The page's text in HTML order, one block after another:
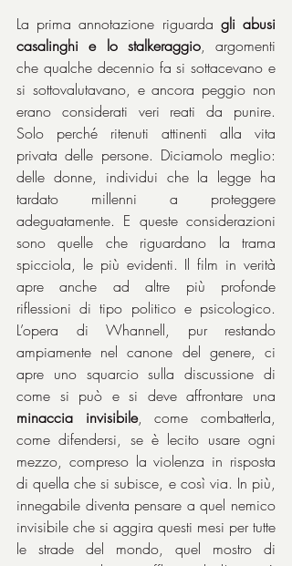
La prima annotazione riguarda gli abusi
casalinghi e lo stalkeraggio, argomenti
che qualche decennio fa si sottacevano e
si sottovalutavano, e ancora peggio non
erano considerati veri reati da punire.
Solo perché ritenuti attinenti alla vita
privata delle persone. Diciamolo meglio:
delle donne, individui che la legge ha
tardato millenni a proteggere
adeguatamente. E queste considerazioni
sono quelle che riguardano la trama
spicciola, le più evidenti. Il film in verità
apre anche ad altre più profonde
riflessioni di tipo politico e psicologico.
L’opera di Whannell, pur restando
ampiamente nel canone del genere, ci
apre uno squarcio sulla discussione di
minaccia invisibile, come combatterla,
come difendersi, se è lecito usare ogni
mezzo, compreso la violenza in risposta
di quella che si subisce, e così via. In più,
innegabile diventa pensare a quel nemico
invisibile che si aggira questi mesi per tutte
le strade del mondo, quel mostro di